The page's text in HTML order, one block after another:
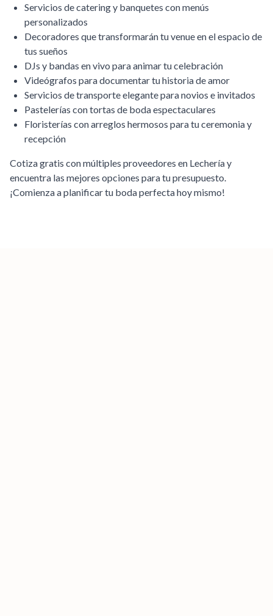
Servicios de catering y banquetes con menús
personalizados
Decoradores que transformarán tu venue en el espacio de
tus sueños
DJs y bandas en vivo para animar tu celebración
Videógrafos para documentar tu historia de amor
Servicios de transporte elegante para novios e invitados
Pastelerías con tortas de boda espectaculares
Floristerías con arreglos hermosos para tu ceremonia y
recepción
Cotiza gratis con múltiples proveedores en Lecheríay
encuentra las mejores opciones para tu presupuesto.
¡Comienza a planificar tu boda perfecta hoy mismo!